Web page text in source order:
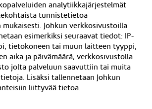
analytiikkajärjestelmät
tunnistetietoa
Johkun verkkosivustoilla
esimerkiksi seuraavat tiedot: IP-
tietokoneen tai muun laitteen tyyppi,
aika ja päivämäärä, verkkosivustolla
jolta palveluun saavuttiin tai muita
Lisäksi tallennetaan Johkun
liittyvää tietoa.